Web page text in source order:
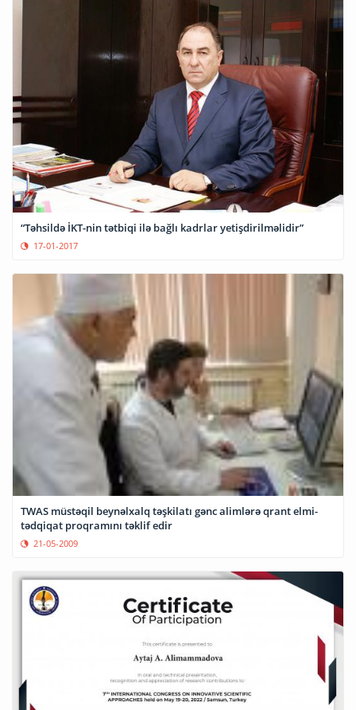
“Təhsildə İKT-nin tətbiqi ilə bağlı kadrlar yetişdirilməlidir”
17-01-2017
TWAS müstəqil beynəlxalq təşkilatı gənc alimlərə qrant elmi-
tədqiqat proqramını təklif edir
21-05-2009